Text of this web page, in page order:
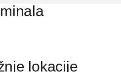
lokacije